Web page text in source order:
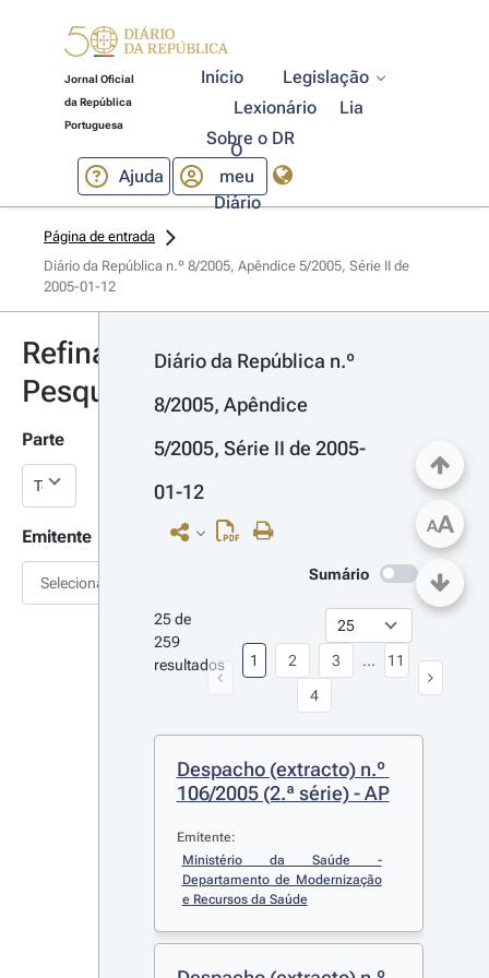
Jornal Oficial
da República
Portuguesa
Início
Legislação
Lexionário
Lia
Sobre o DR
Ajuda
O
meu
Diário
Página de entrada
Diário da República n.º 8/2005, Apêndice 5/2005, Série II de
2005-01-12
Refinar
Pesquisa
Parte
Emitente
Selecionar
Diário da República n.º
8/2005, Apêndice
5/2005, Série II de 2005-
01-12
Sumário
25 de
259
resultados
1 2
3
4
... 11
Despacho (extracto) n.º
106/2005 (2.ª série) - AP
Emitente:
Ministério da Saúde -
Departamento de Modernização
e Recursos da Saúde
AA